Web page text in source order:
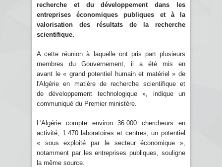
recherche et du développement dans les
entreprises économiques publiques et à la
valorisation des résultats de la recherche
scientifique.
A cette réunion à laquelle ont pris part plusieurs
membres du Gouvernement, il a été mis en
avant le « grand potentiel humain et matériel » de
l'Algérie en matière de recherche scientifique et
de développement technologique », indique un
communiqué du Premier ministère.
L'Algérie compte environ 36.000 chercheurs en
activité, 1.470 laboratoires et centres, un potentiel
« sous exploité par le secteur économique »,
notamment par les entreprises publiques, souligne
la même source.